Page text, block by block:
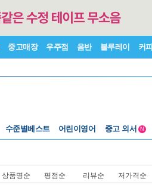
중고매장 우주점 음반 블루레이 커피
수준별베스트
어린이영어
중고 외서
N
상품명순 평점순 리뷰순 저가격순